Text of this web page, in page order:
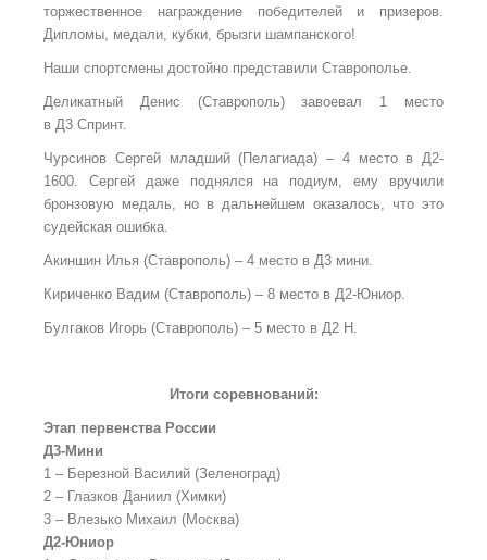
торжественное награждение победителей и призеров.
Дипломы, медали, кубки, брызги шампанского!
Наши спортсмены достойно представили Ставрополье.
Деликатный Денис (Ставрополь) завоевал 1
место
в Д3 Спринт.
Чурсинов Сергей младший (Пелагиада) – 4 место в Д2-
1600. Сергей даже поднялся на подиум, ему
вручили
бронзовую медаль, но в дальнейшем оказалось, что это
судейская ошибка.
Акиншин Илья (Ставрополь) – 4 место в Д3 мини.
Кириченко Вадим (Ставрополь) – 8 место в Д2-Юниор.
Булгаков Игорь (Ставрополь) – 5 место в Д2 Н.
Итоги соревнований:
Этап первенства России
Д3-Мини
1 – Березной Василий (Зеленоград)
2 – Глазков Даниил (Химки)
3 – Влезько Михаил (Москва)
Д2-Юниор